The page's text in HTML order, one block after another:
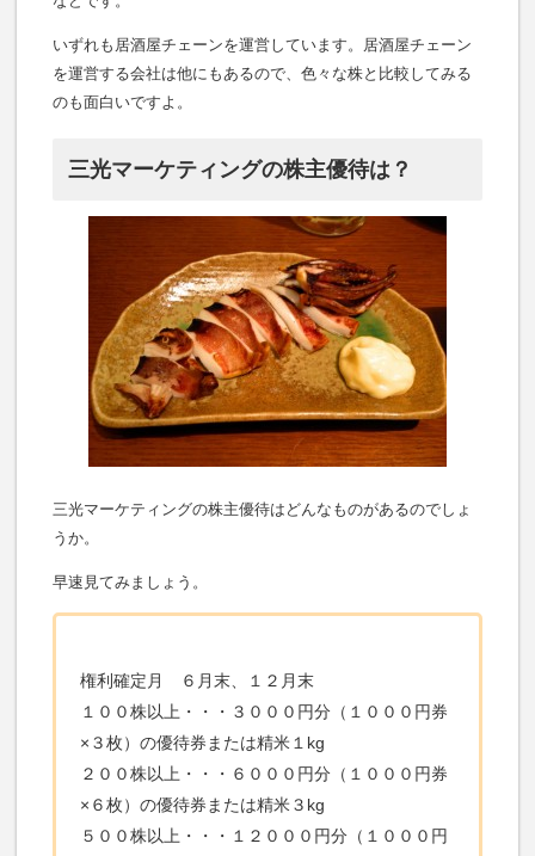
いずれも居酒屋チェーンを運営しています。居酒屋チェーン
を運営する会社は他にもあるので、色々な株と比較してみる
のも面白いですよ。
三光マーケティングの株主優待は？
三光マーケティングの株主優待はどんなものがあるのでしょ
うか。
早速見てみましょう。
権利確定月 ６月末、１２月末
１００株以上・・・３０００円分（１０００円券
×３枚）の優待券または精米１kg
２００株以上・・・６０００円分（１０００円券
×６枚）の優待券または精米３kg
５００株以上・・・１２０００円分（１０００円